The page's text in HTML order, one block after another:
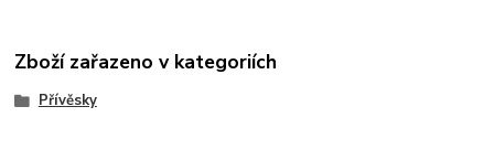
Zboží zařazeno v kategoriích
Přívěsky